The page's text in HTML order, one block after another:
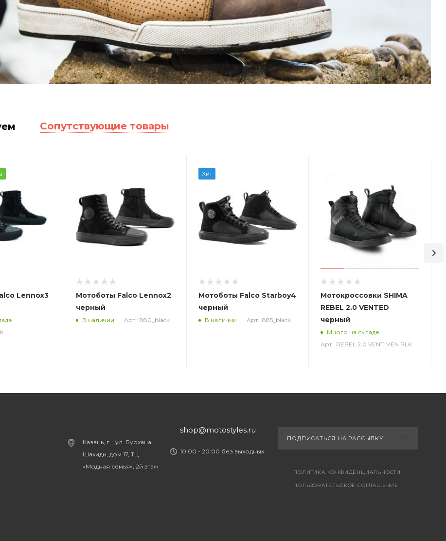
Сопутствующие товары
Lennox3
Мотоботы Falco Lennox2
черный
В наличии Арт.: 880_black
Хит
Мотоботы Falco Starboy4
черный
В наличии Арт.: 885_black
Мотокроссовки SHIMA
REBEL 2.0 VENTED
черный
Много на складе
Арт.: REBEL 2.0 VENT MEN BLK
Казань, г. , ул. Бурхана
Шахиди, дом 17, ТЦ
«Модная семья», 2й этаж
shop@motostyles.ru
10:00 - 20:00 без выходных
ПОДПИСАТЬСЯ НА РАССЫЛКУ
ПОЛИТИКА КОНФИДЕНЦИАЛЬНОСТИ
ПОЛЬЗОВАТЕЛЬСКОЕ СОГЛАШЕНИЕ